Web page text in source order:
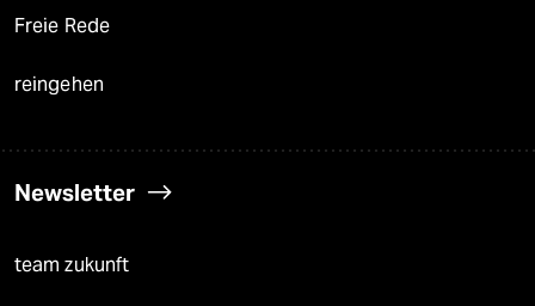
Freie Rede
reingehen
Newsletter
team zukunft